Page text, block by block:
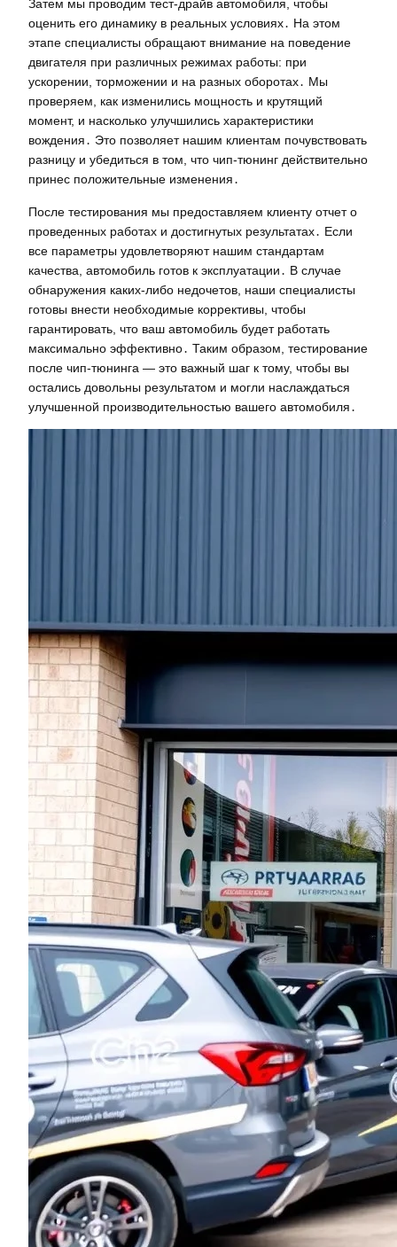
Затем мы проводим тест-драйв автомобиля, чтобы
оценить его динамику в реальных условиях․ На этом
этапе специалисты обращают внимание на поведение
двигателя при различных режимах работы: при
ускорении, торможении и на разных оборотах․ Мы
проверяем, как изменились мощность и крутящий
момент, и насколько улучшились характеристики
вождения․ Это позволяет нашим клиентам почувствовать
разницу и убедиться в том, что чип-тюнинг действительно
принес положительные изменения․
После тестирования мы предоставляем клиенту отчет о
проведенных работах и достигнутых результатах․ Если
все параметры удовлетворяют нашим стандартам
качества, автомобиль готов к эксплуатации․ В случае
обнаружения каких-либо недочетов, наши специалисты
готовы внести необходимые коррективы, чтобы
гарантировать, что ваш автомобиль будет работать
максимально эффективно․ Таким образом, тестирование
после чип-тюнинга — это важный шаг к тому, чтобы вы
остались довольны результатом и могли наслаждаться
улучшенной производительностью вашего автомобиля․